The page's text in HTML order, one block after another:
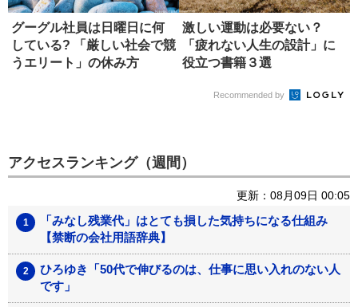
グーグル社員は日曜日に何
している? 「厳しい社会で競
うエリート」の休み方
激しい運動は必要ない？
「疲れない人生の設計」に
役立つ書籍３選
Recommended by
アクセスランキング（週間）
更新：08月09日 00:05
「みなし残業代」はとても損した気持ちになる仕組み
【禁断の会社用語辞典】
ひろゆき「50代で伸びるのは、仕事に思い入れのない人
です」